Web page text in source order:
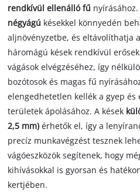
rendkívül ellenálló fű nyírásához.
négyágú késekkel könnyedén
aljnövényzetbe, és eltávolíthatja
háromágú kések rendkívül
vágások elvégzéséhez, így
bozótosok és magas fű
elengedhetetlen kellék a gyep
területek ápolásához. A kések
2,5 mm)érhetők el, így a
precíz munkavégzést tesznek
vágóeszközök segítenek, hogy
kihívásokkal is gyorsan és
kertjében.